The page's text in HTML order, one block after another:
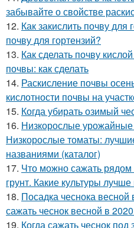
забывайте о свойстве
12. Как закислить почву
почву для гортензий?
13. Как сделать почву
почвы: как сделать
14. Раскисление почвы
кислотности почвы на
15. Когда убирать озимый
16. Низкорослые урожайные
Низкорослые томаты:
названиями (каталог)
17. Что можно сажать
грунт. Какие культуры
18. Посадка чеснока весной
сажать чеснок весной в
19. Когда сажать чеснок